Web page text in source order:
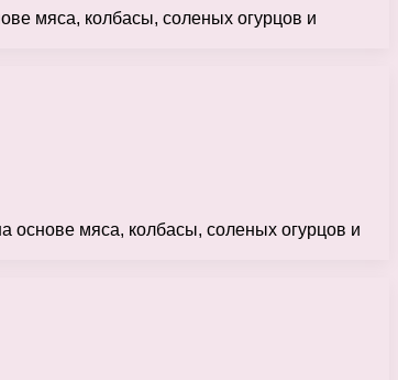
мяса, колбасы, соленых огурцов и
основе мяса, колбасы, соленых огурцов и